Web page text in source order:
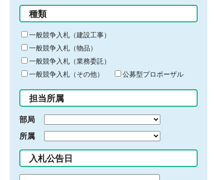
る
キ
ー
ワ
ー
ド
入
力
種類
一般競争入札（建設工事）
一般競争入札（物品）
一般競争入札（業務委託）
一般競争入札（その他）
公募型プロポーザル
担当所属
部局
所属
入札公告日